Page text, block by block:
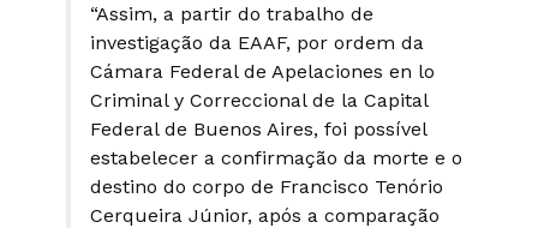
“Assim, a partir do trabalho de
investigação da EAAF, por ordem da
Cámara Federal de Apelaciones en lo
Criminal y Correccional de la Capital
Federal de Buenos Aires, foi possível
estabelecer a confirmação da morte e o
destino do corpo de Francisco Tenório
Cerqueira Júnior, após a comparação